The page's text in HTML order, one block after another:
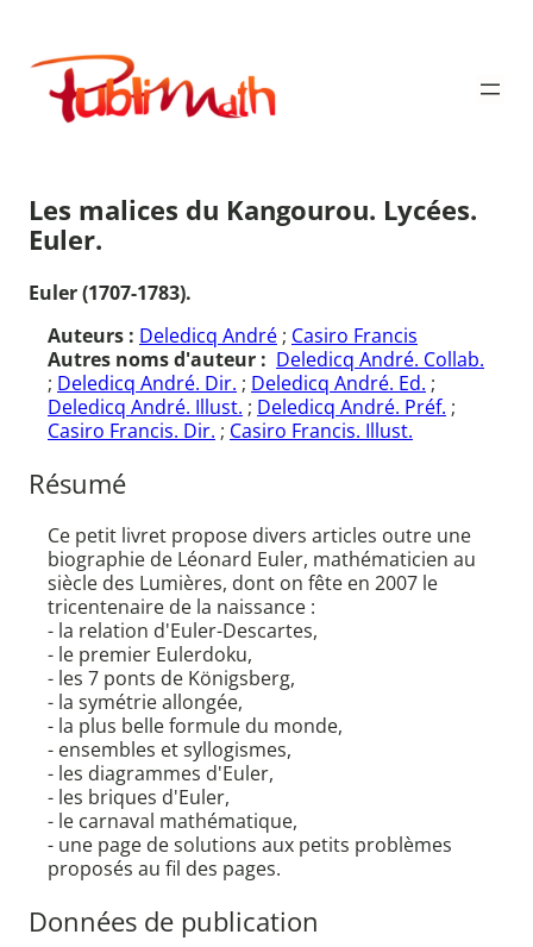
contenu
Publimath
Les malices du Kangourou. Lycées.
Euler.
Euler (1707-1783).
Auteurs : Deledicq André ; Casiro Francis
Autres noms d'auteur : Deledicq André. Collab.
; Deledicq André. Dir. ; Deledicq André. Ed. ;
Deledicq André. Illust. ; Deledicq André. Préf. ;
Casiro Francis. Dir. ; Casiro Francis. Illust.
Résumé
Ce petit livret propose divers articles outre une
biographie de Léonard Euler, mathématicien au
siècle des Lumières, dont on fête en 2007 le
tricentenaire de la naissance :
- la relation d'Euler-Descartes,
- le premier Eulerdoku,
- les 7 ponts de Königsberg,
- la symétrie allongée,
- la plus belle formule du monde,
- ensembles et syllogismes,
- les diagrammes d'Euler,
- les briques d'Euler,
- le carnaval mathématique,
- une page de solutions aux petits problèmes
proposés au fil des pages.
Données de publication